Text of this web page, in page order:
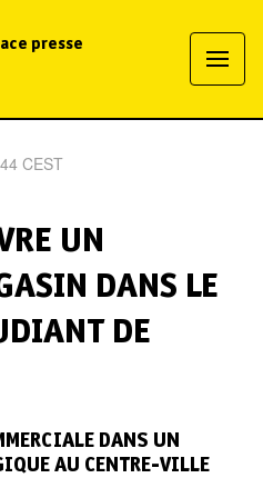
presse
CEST
UN
DANS LE
DE
DANS UN
AU CENTRE-VILLE